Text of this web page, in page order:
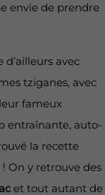
envie de prendre
d’ailleurs avec
tziganes, avec
fameux
entraînante, auto-
la recette
On y retrouve des
et tout autant de